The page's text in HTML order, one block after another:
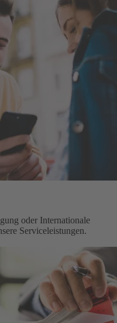
oder Internationale
Serviceleistungen.